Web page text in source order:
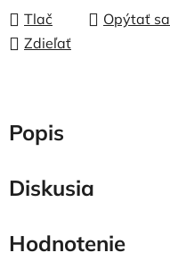
Tlač Opýtať sa
Zdieľať
Popis
Diskusia
Hodnotenie